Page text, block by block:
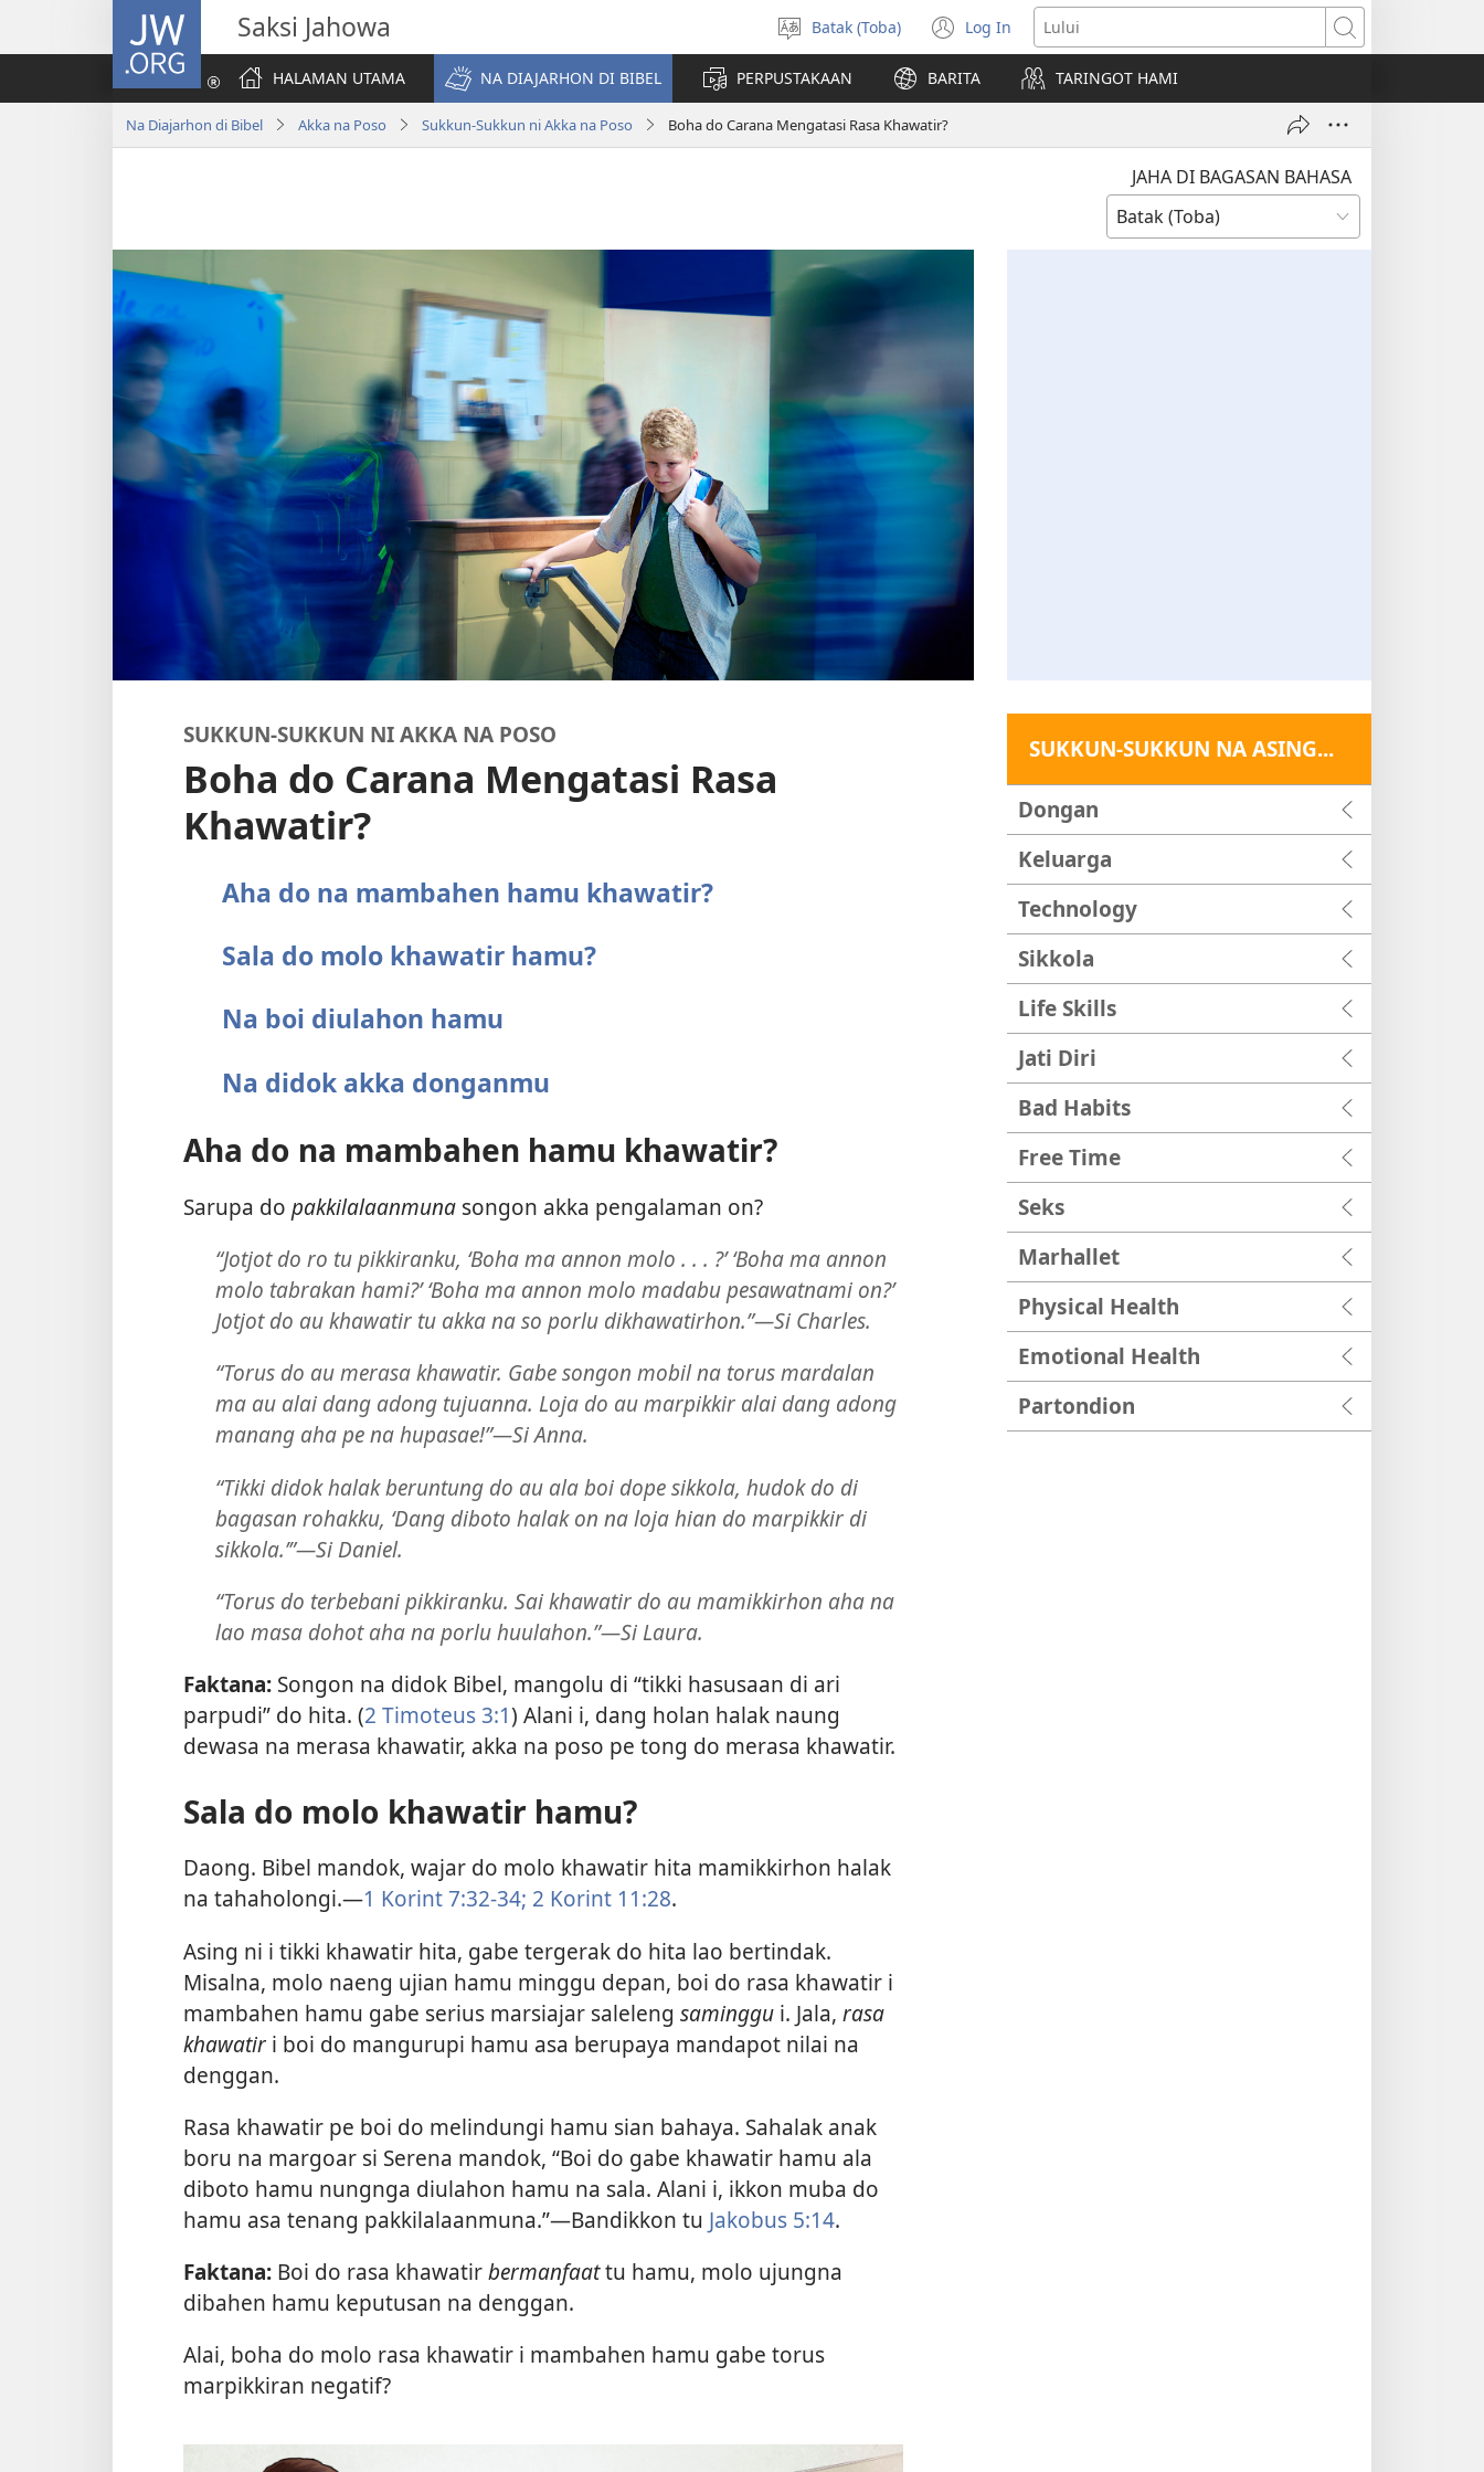
JW.ORG Saksi Jahowa
Pillit
Hata
Batak (Toba) Log In
(opens
new
window)
Lului
HALAMAN UTAMA
NA DIAJARHON DI BIBEL PERPUSTAKAAN BARITA TARINGOT HAMI
Na Diajarhon di Bibel Akka na Poso Sukkun-Sukkun ni Akka na Poso Boha do Carana Mengatasi Rasa Khawatir?
JAHA DI BAGASAN BAHASA
SUKKUN-SUKKUN NI AKKA NA POSO
Boha do Carana Mengatasi Rasa
Khawatir?
Aha do na mambahen hamu khawatir?
Sala do molo khawatir hamu?
Na boi diulahon hamu
Na didok akka donganmu
Aha do na mambahen hamu khawatir?
Sarupa do pakkilalaanmuna songon akka pengalaman on?
“Jotjot do ro tu pikkiranku, ‘Boha ma annon molo . . . ?’ ‘Boha ma annon
molo tabrakan hami?’ ‘Boha ma annon molo madabu pesawatnami on?’
Jotjot do au khawatir tu akka na so porlu dikhawatirhon.”​—Si Charles.
“Torus do au merasa khawatir. Gabe songon mobil na torus mardalan
ma au alai dang adong tujuanna. Loja do au marpikkir alai dang adong
manang aha pe na hupasae!”​—Si Anna.
“Tikki didok halak beruntung do au ala boi dope sikkola, hudok do di
bagasan rohakku, ‘Dang diboto halak on na loja hian do marpikkir di
sikkola.’”​—Si Daniel.
“Torus do terbebani pikkiranku. Sai khawatir do au mamikkirhon aha na
lao masa dohot aha na porlu huulahon.”​—Si Laura.
Faktana: Songon na didok Bibel, mangolu di “tikki hasusaan di ari
parpudi” do hita. (2 Timoteus 3:1) Alani i, dang holan halak naung
dewasa na merasa khawatir, akka na poso pe tong do merasa khawatir.
Sala do molo khawatir hamu?
Daong. Bibel mandok, wajar do molo khawatir hita mamikkirhon halak
na tahaholongi.​—1 Korint 7:​32-34; 2 Korint 11:28.
Asing ni i tikki khawatir hita, gabe tergerak do hita lao bertindak.
Misalna, molo naeng ujian hamu minggu depan, boi do rasa khawatir i
mambahen hamu gabe serius marsiajar saleleng saminggu i. Jala, rasa
khawatir i boi do mangurupi hamu asa berupaya mandapot nilai na
denggan.
Rasa khawatir pe boi do melindungi hamu sian bahaya. Sahalak anak
boru na margoar si Serena mandok, “Boi do gabe khawatir hamu ala
diboto hamu nungnga diulahon hamu na sala. Alani i, ikkon muba do
hamu asa tenang pakkilalaanmuna.”​—Bandikkon tu Jakobus 5:14.
Faktana: Boi do rasa khawatirbermanfaattu hamu, molo ujungna
dibahen hamu keputusan na denggan.
Alai, boha do molo rasa khawatir i mambahen hamu gabe torus
marpikkiran negatif?
SUKKUN-SUKKUN NA ASING...
Dongan
Keluarga
Technology
Sikkola
Life Skills
Jati Diri
Bad Habits
Free Time
Seks
Marhallet
Physical Health
Emotional Health
Partondion